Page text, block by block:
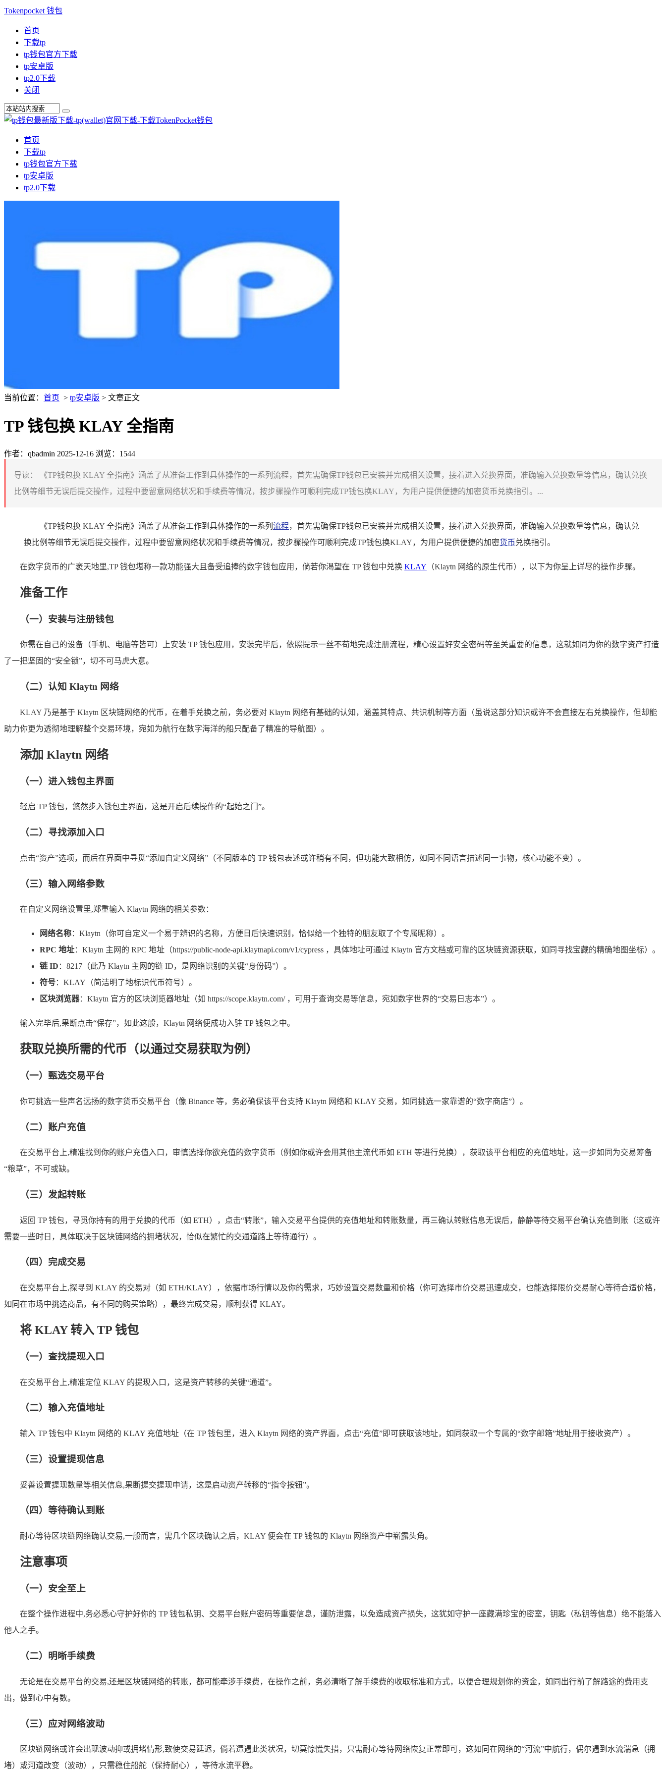
Tokenpocket 钱包
首页
下载tp
tp钱包官方下载
tp安卓版
tp2.0下载
关闭
首页
下载tp
tp钱包官方下载
tp安卓版
tp2.0下载
当前位置： 首页 > tp安卓版 > 文章正文
TP 钱包换 KLAY 全指南
作者：qbadmin 2025-12-16 浏览：1544
导读：
《TP钱包换 KLAY 全指南》涵盖了从准备工作到具体操作的一系列流程，首先需确保TP钱包已安装并完成相关设置，接着进入兑换界面，准确输入兑换数量等信息，确认兑换
比例等细节无误后提交操作，过程中要留意网络状况和手续费等情况，按步骤操作可顺利完成TP钱包换KLAY，为用户提供便捷的加密货币兑换指引。...
《TP钱包换 KLAY 全指南》涵盖了从准备工作到具体操作的一系列 流程，首先需确保TP钱包已安装并完成相关设置，接着进入兑换界面，准确输入兑换数量等信息，确认兑
换比例等细节无误后提交操作，过程中要留意网络状况和手续费等情况，按步骤操作可顺利完成TP钱包换KLAY，为用户提供便捷的加密货币 兑换指引。
在数字货币的广袤天地里,TP 钱包堪称一款功能强大且备受追捧的数字钱包应用，倘若你渴望在 TP 钱包中兑换 KLAY （Klaytn 网络的原生代币），以下为你呈上详尽的操作步骤。
准备工作
（一）安装与注册钱包
你需在自己的设备（手机、电脑等皆可）上安装 TP 钱包应用，安装完毕后，依照提示一丝不苟地完成注册流程，精心设置好安全密码等至关重要的信息，这就如同为你的数字资产打造
了一把坚固的“安全锁”，切不可马虎大意。
（二）认知 Klaytn 网络
KLAY 乃是基于 Klaytn 区块链网络的代币，在着手兑换之前，务必要对 Klaytn 网络有基础的认知，涵盖其特点、共识机制等方面（虽说这部分知识或许不会直接左右兑换操作，但却能
助力你更为透彻地理解整个交易环境，宛如为航行在数字海洋的船只配备了精准的导航图）。
添加 Klaytn 网络
（一）进入钱包主界面
轻启 TP 钱包，悠然步入钱包主界面，这是开启后续操作的“起始之门”。
（二）寻找添加入口
点击“资产”选项，而后在界面中寻觅“添加自定义网络”（不同版本的 TP 钱包表述或许稍有不同，但功能大致相仿，如同不同语言描述同一事物，核心功能不变）。
（三）输入网络参数
在自定义网络设置里,郑重输入 Klaytn 网络的相关参数：
网络名称：Klaytn（你可自定义一个易于辨识的名称，方便日后快速识别，恰似给一个独特的朋友取了个专属昵称）。
RPC 地址：Klaytn 主网的 RPC 地址（https://public-node-api.klaytnapi.com/v1/cypress ，具体地址可通过 Klaytn 官方文档或可靠的区块链资源获取，如同寻找宝藏的精确地图坐标）。
链 ID ：8217（此乃 Klaytn 主网的链 ID，是网络识别的关键“身份码”）。
符号：KLAY（简洁明了地标识代币符号）。
区块浏览器：Klaytn 官方的区块浏览器地址（如 https://scope.klaytn.com/ ，可用于查询交易等信息，宛如数字世界的“交易日志本”）。
输入完毕后,果断点击“保存”，如此这般，Klaytn 网络便成功入驻 TP 钱包之中。
获取兑换所需的代币（以通过交易获取为例）
（一）甄选交易平台
你可挑选一些声名远扬的数字货币交易平台（像 Binance 等，务必确保该平台支持 Klaytn 网络和 KLAY 交易，如同挑选一家靠谱的“数字商店”）。
（二）账户充值
在交易平台上,精准找到你的账户充值入口，审慎选择你欲充值的数字货币（例如你或许会用其他主流代币如 ETH 等进行兑换），获取该平台相应的充值地址，这一步如同为交易筹备
“粮草”，不可或缺。
（三）发起转账
返回 TP 钱包，寻觅你持有的用于兑换的代币（如 ETH），点击“转账”，输入交易平台提供的充值地址和转账数量，再三确认转账信息无误后，静静等待交易平台确认充值到账（这或许
需要一些时日，具体取决于区块链网络的拥堵状况，恰似在繁忙的交通道路上等待通行）。
（四）完成交易
在交易平台上,探寻到 KLAY 的交易对（如 ETH/KLAY），依据市场行情以及你的需求，巧妙设置交易数量和价格（你可选择市价交易迅速成交，也能选择限价交易耐心等待合适价格，
如同在市场中挑选商品，有不同的购买策略），最终完成交易，顺利获得 KLAY。
将 KLAY 转入 TP 钱包
（一）查找提现入口
在交易平台上,精准定位 KLAY 的提现入口，这是资产转移的关键“通道”。
（二）输入充值地址
输入 TP 钱包中 Klaytn 网络的 KLAY 充值地址（在 TP 钱包里，进入 Klaytn 网络的资产界面，点击“充值”即可获取该地址，如同获取一个专属的“数字邮箱”地址用于接收资产）。
（三）设置提现信息
妥善设置提现数量等相关信息,果断提交提现申请，这是启动资产转移的“指令按钮”。
（四）等待确认到账
耐心等待区块链网络确认交易,一般而言，需几个区块确认之后，KLAY 便会在 TP 钱包的 Klaytn 网络资产中崭露头角。
注意事项
（一）安全至上
在整个操作进程中,务必悉心守护好你的 TP 钱包私钥、交易平台账户密码等重要信息，谨防泄露，以免造成资产损失，这犹如守护一座藏满珍宝的密室，钥匙（私钥等信息）绝不能落入
他人之手。
（二）明晰手续费
无论是在交易平台的交易,还是区块链网络的转账，都可能牵涉手续费，在操作之前，务必清晰了解手续费的收取标准和方式，以便合理规划你的资金，如同出行前了解路途的费用支
出，做到心中有数。
（三）应对网络波动
区块链网络或许会出现波动抑或拥堵情形,致使交易延迟，倘若遭遇此类状况，切莫惊慌失措，只需耐心等待网络恢复正常即可，这如同在网络的“河流”中航行，偶尔遇到水流湍急（拥
堵）或河道改变（波动），只需稳住船舵（保持耐心），等待水流平稳。